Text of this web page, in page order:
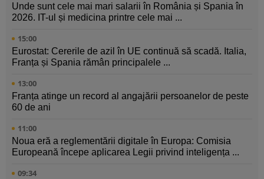
Unde sunt cele mai mari salarii în România și Spania în
2026. IT-ul și medicina printre cele mai ...
15:00
Eurostat: Cererile de azil în UE continuă să scadă. Italia,
Franța și Spania rămân principalele ...
13:00
Franța atinge un record al angajării persoanelor de peste
60 de ani
11:00
Noua eră a reglementării digitale în Europa: Comisia
Europeană începe aplicarea Legii privind inteligența ...
09:34